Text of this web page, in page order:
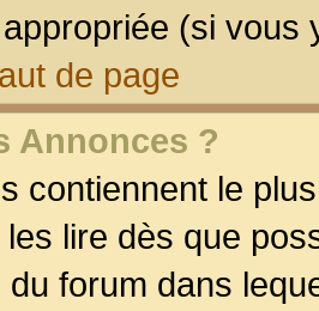
(si vous
de page
Annonces ?
contiennent le
lire dès que
forum dans